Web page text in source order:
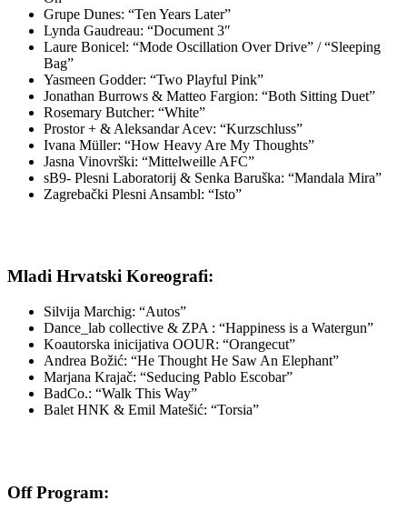
Grupe Dunes: “Ten Years Later”
Lynda Gaudreau: “Document 3″
Laure Bonicel: “Mode Oscillation Over Drive” / “Sleeping
Bag”
Yasmeen Godder: “Two Playful Pink”
Jonathan Burrows & Matteo Fargion: “Both Sitting Duet”
Rosemary Butcher: “White”
Prostor + & Aleksandar Acev: “Kurzschluss”
Ivana Müller: “How Heavy Are My Thoughts”
Jasna Vinovrški: “Mittelweille AFC”
sB9- Plesni Laboratorij & Senka Baruška: “Mandala Mira”
Zagrebački Plesni Ansambl: “Isto”
Mladi Hrvatski Koreografi:
Silvija Marchig: “Autos”
Dance_lab collective & ZPA : “Happiness is a Watergun”
Koautorska inicijativa OOUR: “Orangecut”
Andrea Božić: “He Thought He Saw An Elephant”
Marjana Krajač: “Seducing Pablo Escobar”
BadCo.: “Walk This Way”
Balet HNK & Emil Matešić: “Torsia”
Off Program: